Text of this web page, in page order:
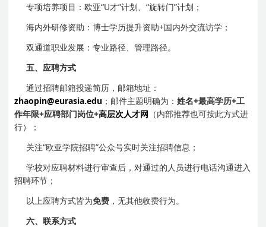
专项培养项目：欧亚“U才”计划、“旋转门”计划；
海内外研修资助：博士学历提升资助+国内外交流访学；
双通道职业发展：专业路径、管理路径。​
五、应聘方式
通过招聘邮箱投递简历，邮箱地址：
zhaopin@eurasia.edu ；邮件主题明确为：姓名+最高学历+工
作年限+应聘部门岗位+高层次人才网 （内部推荐也可按此方式进
行）；
关注“欧亚学院招聘”公众号实时关注招聘信息；
学校对应聘材料进行审查后，对通过的人员进行电话沟通进入
招聘环节；
以上应聘方式皆为免费 ，无其他收费行为。
六、联系方式